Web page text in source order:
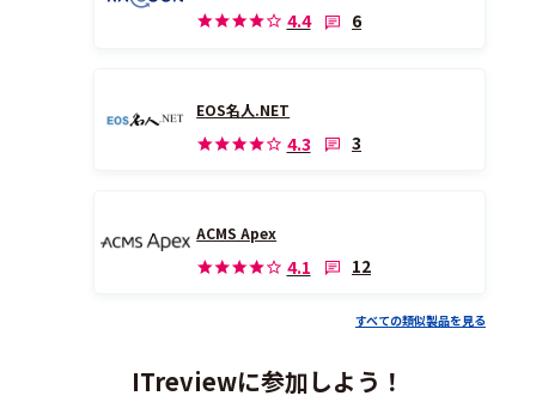
4.4 6
EOS名人.NET
4.3 3
ACMS Apex
4.1 12
すべての類似製品を見る
ITreviewに参加しよう！